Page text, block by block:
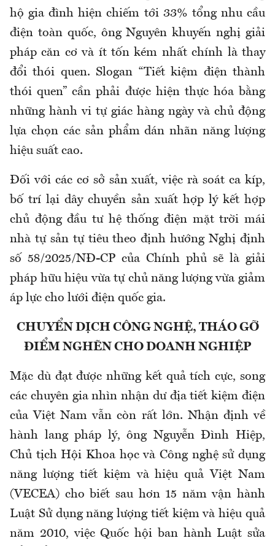
hộ gia đình hiện chiếm tới 33% tổng nhu cầu
điện toàn quốc, ông Nguyên khuyến nghị giải
pháp căn cơ và ít tốn kém nhất chính là thay
đổi thói quen. Slogan “Tiết kiệm điện thành
thói quen” cần phải được hiện thực hóa bằng
những hành vi tự giác hàng ngày và chủ động
lựa chọn các sản phẩm dán nhãn năng lượng
hiệu suất cao.
Đối với các cơ sở sản xuất, việc rà soát ca kíp,
bố trí lại dây chuyền sản xuất hợp lý kết hợp
chủ động đầu tư hệ thống điện mặt trời mái
nhà tự sản tự tiêu theo định hướng Nghị định
số 58/2025/NĐ-CP của Chính phủ sẽ là giải
pháp hữu hiệu vừa tự chủ năng lượng vừa giảm
áp lực cho lưới điện quốc gia.
CHUYỂN DỊCH CÔNG NGHỆ, THÁO GỠ
ĐIỂM NGHẼN CHO DOANH NGHIỆP
Mặc dù đạt được những kết quả tích cực, song
các chuyên gia nhìn nhận dư địa tiết kiệm điện
của Việt Nam vẫn còn rất lớn. Nhận định về
hành lang pháp lý, ông Nguyễn Đình Hiệp,
Chủ tịch Hội Khoa học và Công nghệ sử dụng
năng lượng tiết kiệm và hiệu quả Việt Nam
(VECEA) cho biết sau hơn 15 năm vận hành
Luật Sử dụng năng lượng tiết kiệm và hiệu quả
năm 2010, việc Quốc hội ban hành Luật sửa